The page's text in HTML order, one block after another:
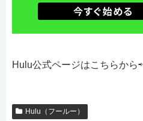
Hulu公式ページはこちらから⇨
Hulu（フールー）